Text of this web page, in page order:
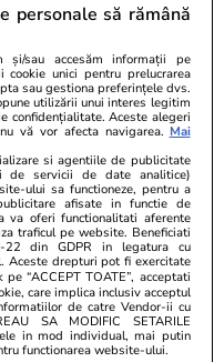
Fanatik.ro
personale să rămână
și/sau accesăm informații pe
unici pentru prelucrarea
sau gestiona preferințele dvs.
utilizării unui interes legitim
confidențialitate. Aceste alegeri
vă vor afecta navigarea. Mai
si agentiile de publicitate
de servicii de date analitice)
ului sa functioneze, pentru a
afisate in functie de
va oferi functionalitati aferente
traficul pe website. Beneficiati
din GDPR in legatura cu
Aceste drepturi pot fi exercitate
pe “ACCEPT TOATE”, acceptati
care implica inclusiv acceptul
de catre Vendor-ii cu
SA MODIFIC SETARILE
in mod individual, mai putin
functionarea website-ului.